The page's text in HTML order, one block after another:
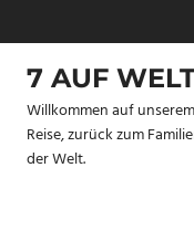
Inhalt
springen
7 AUF
Willkommen auf
Reise, zurück zum
der Welt.